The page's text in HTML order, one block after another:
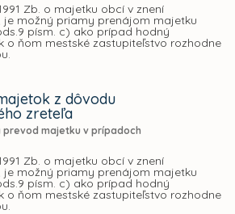
Zb. o majetku obcí v znení
je možný priamy prenájom majetku
písm. c) ako prípad hodný
o ňom mestské zastupiteľstvo rozhodne
z dôvodu
zreteľa
prevod majetku v prípadoch
Zb. o majetku obcí v znení
je možný priamy prenájom majetku
písm. c) ako prípad hodný
o ňom mestské zastupiteľstvo rozhodne